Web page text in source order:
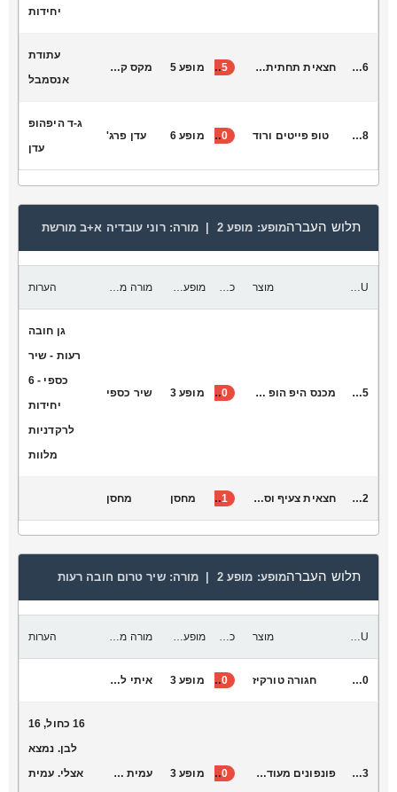
יחידות
S1036 חצאית תחתית לבנה 35 מופע 5 מקס קונקי
עתודת
אנסמבל
H8038 טופ פייטים ורוד 40 מופע 6 עדן פרג'
ג-ד היפהופ
עדן
תלוש העברהמופע: מופע 2 | מורה: רוני עובדיה א+ב מורשת
מוצר מורה מקבלת הערות
T7055 מכנס היפ הופ ורוד בזוקה עם גומי במותן 20 מופע 3 שיר כספי
גן חובה
רעות - שיר
כספי - 6
יחידות
לרקדניות
מלוות
V2042 חצאית צעיף וסרט נקודות מתאים לגיל 4-עד כיתה ב’ 31 מחסן מחסן
תלוש העברהמופע: מופע 2 | מורה: שיר טרום חובה רעות
SKU מוצר כמות להעביר מופע יעד מורה מקבלת הערות
B5000 חגורה טורקיז 40 מופע 3 איתי לביא
R4003 פונפונים מעודדות 50 מופע 3 עמית אמויאל
16 כחול, 16
לבן. נמצא
אצלי. עמית